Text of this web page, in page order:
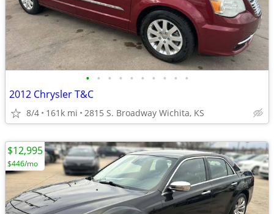
• • • • • • • • • •
2012 Chrysler T&C
8/4 161k mi 2815 S. Broadway Wichita, KS
$12,995
$446/mo